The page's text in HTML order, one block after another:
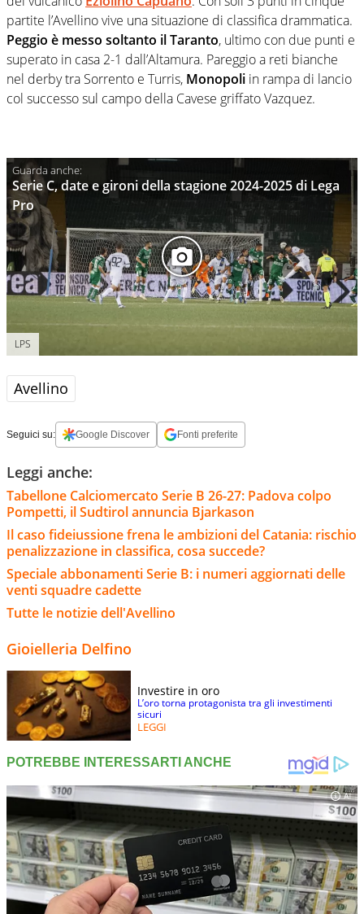
partite l’Avellino vive una situazione di classifica drammatica.
Peggio è messo soltanto il Taranto, ultimo con due punti e
superato in casa 2-1 dall’Altamura. Pareggio a reti bianche
nel derby tra Sorrento e Turris, Monopoli in rampa di lancio
col successo sul campo della Cavese griffato Vazquez.
Serie C, date e gironi della stagione 2024-2025 di Lega
Pro
LPS
Avellino
Seguici su: Google Discover Fonti preferite
Leggi anche:
Tabellone Calciomercato Serie B 26-27: Padova colpo
Pompetti, il Sudtirol annuncia Bjarkason
Il caso fideiussione frena le ambizioni del Catania: rischio
penalizzazione in classifica, cosa succede?
Speciale abbonamenti Serie B: i numeri aggiornati delle
venti squadre cadette
Tutte le notizie dell'Avellino
Gioielleria Delfino
Investire in oro
L’oro torna protagonista tra gli investimenti
sicuri
LEGGI